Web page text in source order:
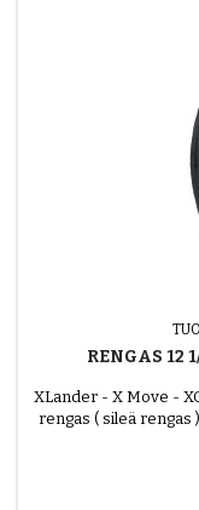
RENGAS 12
XLander - X Move -
rengas ( sileä rengas